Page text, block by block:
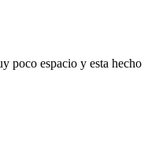
poco espacio y esta hecho